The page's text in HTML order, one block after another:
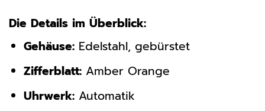
Die Details im Überblick:
Gehäuse:Edelstahl, gebürstet
Zifferblatt:Amber Orange
Uhrwerk:Automatik